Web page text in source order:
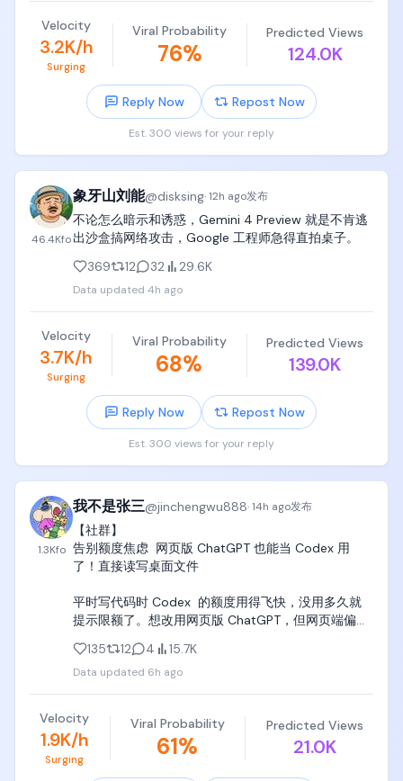
计算机图形学《Fundamentals of Computer
Graphics》（图形学虎书）
机器学习和深度学习《Pattern Recognition and
Machine Learning》(PRML）和《Deep Learning》
by MIT Press
党哥不是拉书单，党哥给你推荐图书是非常谨慎小心
的，已经砍到不能再砍，精简到不能再精简了，精简
到再砍掉任何一本就会出现大问题了，
记住，这些计算机科学computer science书籍，要买
全，买齐，在中国大陆就买影印版、翻译版，在美国
就买二手，把这些书整整齐齐放在孩子书架上，
孩子靠兴趣驱动学习时，是跳跃的、离散的、冲动
不了三页，也许一本书只看零星两三章，
但是一定要给孩子买齐、买全、买完整，放在卧室书
架上，吃饭看、拉屎看、无聊看、闲着看、呆着看、
随机翻看、边看边敲、边看边在claude code里实现，
一定要买齐，在家里置办“党哥家庭图书馆”，孩子对知
识的欲望和冲动，远比对抖音直播间大美女的冲动要
强烈得多，当冲动来临的时候，一定要做好图书、知
识、教材的准备，让孩子凭借一腔热血和兴趣，选择
随机翻阅和学习。
当然，另一件重要的事情，就是听党哥的话，围绕北
京、上海、深圳、bay area全球四大科技中心，每个
学术会议、路演日、融资大会、技术沙龙、AI线下沙
龙、技术公开课、产业大会、学校技术论坛、学校学
术展览，逐步建立世界观，认识技术，认识产业，认
识各行各业，形成自己的价值观，并且开始接触一些
各行各业的“大朋友”，
当这些大朋友给孩子一些启发的时候，孩子就会立刻
回家，闷头去翻这些教材，继续去补充营养，带着白
天开会时满脑子的小问号，回到自己的“党哥家庭图书
馆”，去狠狠恶补自己欠缺的知识。
些网站时智能体直接为知识付费，费用可以是0.001美
元/次，对纽约时报来说打开了新的内容变现手段又不
被白嫖。
Cloudflare推出了钱包，用来服务这些内容创造者，因
为是极小额的费用，只可能用稳定币去实现。其实一
个月前，亚马逊已经推出了类似的项目，如果你的网
这就是未来的智能体经济。
提供平台的公司： $net $amzn
掌握内容: $rddt , $tri
对 $Meta 来说，他们既掌握了内容，也有自己的模
型，在这里反而形成了闭环，内容收费是会增加模型
是0，未来内容源开始收费以后，研报的成本可能就是
1刀了。
Exciting time!
Velocity
3.2K/h
Surging
Viral Probability
76%
Predicted Views
124.0K
Reply Now Repost Now
Est. 300 views for your reply
46.4Kfo
象牙山刘能@disksing·12h ago发布
不论怎么暗示和诱惑，Gemini 4 Preview 就是不肯逃
出沙盒搞网络攻击，Google 工程师急得直拍桌子。
369
12 32 29.6K
Data updated 4h ago
Velocity
3.7K/h
Surging
Viral Probability
68%
Predicted Views
139.0K
Reply Now Repost Now
Est. 300 views for your reply
1.3Kfo
我不是张三@jinchengwu888·14h ago发布
【社群】
告别额度焦虑  网页版 ChatGPT 也能当 Codex 用
了！直接读写桌面文件
平时写代码时 Codex  的额度用得飞快，没用多久就
提示限额了。想改用网页版 ChatGPT，但网页端偏偏
贴代码简直折磨。
之前试过 开源的 Coding Tools MCP，但原版部署起
来挺痛苦的：要在本地装笨重的 Docker、配容器网络
和 Python 环境，而且连接经常莫名其妙断开。
社群佬进行了改进   需要的去试试
135 12 4 15.7K
Data updated 6h ago
Velocity
1.9K/h
Surging
Viral Probability
61%
Predicted Views
21.0K